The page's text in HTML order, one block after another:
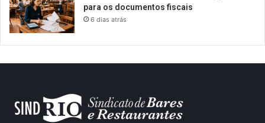
para os documentos fiscais
6 dias atrás